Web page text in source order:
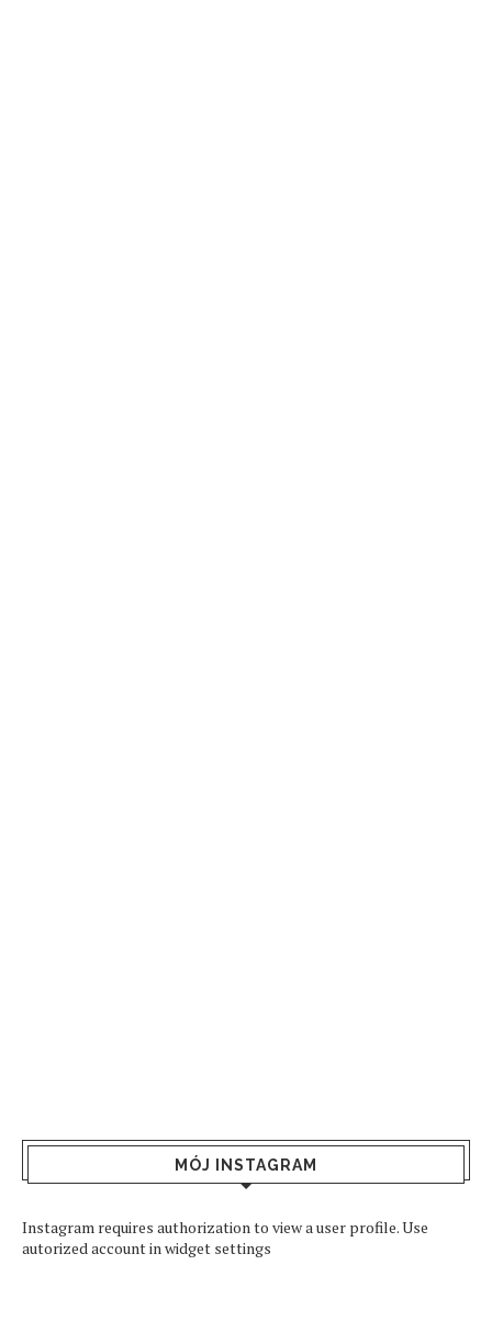
MÓJ INSTAGRAM
Instagram requires authorization to view a user profile. Use
autorized account in widget settings